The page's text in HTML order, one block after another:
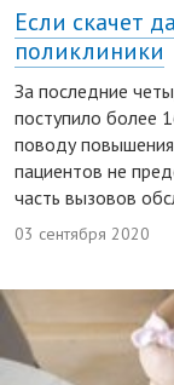
Если скачет
поликлиники
За последние
поступило более
поводу
пациентов не
часть вызовов
03 сентября 2020